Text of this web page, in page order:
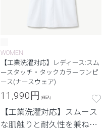
WOMEN
【工業洗濯対応】レディース:スム
ースタッチ・タックカラーワンピ
ース(ナースウェア)
11,990円 (税込)
【工業洗濯対応】スムース
な肌触りと耐久性を兼ね備